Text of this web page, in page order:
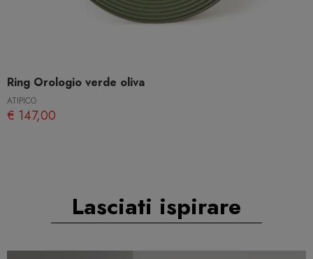
Ring Orologio verde oliva
ATIPICO
€ 147,00
Lasciati ispirare